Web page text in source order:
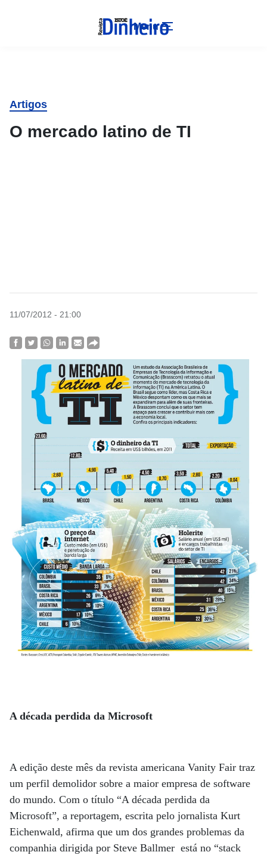
Menu
Artigos
O mercado latino de TI
11/07/2012 - 21:00
A década perdida da Microsoft
A edição deste mês da revista americana Vanity Fair traz
um perfil demolidor sobre a maior empresa de software
do mundo. Com o título “A década perdida da
Microsoft”, a reportagem, escrita pelo jornalista Kurt
Eichenwald, afirma que um dos grandes problemas da
companhia dirigida por Steve Ballmer está no “stack